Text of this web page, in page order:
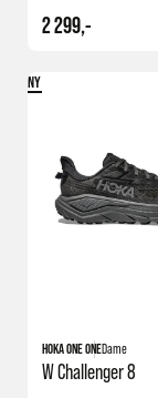
2 299,-
NY
HOKA ONE ONEDame
W Challenger 8